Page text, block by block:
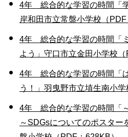
4年 総合的な学習の時間「
岸和田市立常盤小学校（PDF
4年 総合的な学習の時間「
よう」守口市立金田小学校（
4年 総合的な学習の時間「
う！」羽曳野市立埴生南小学
4年 総合的な学習の時間「
～SDGsについてのポスター